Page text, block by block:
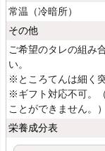
常温（冷暗所）
その他
ご希望のタレの組み
い。
※ところてんは細く
※ギフト対応不可。
ことができません。）
栄養成分表